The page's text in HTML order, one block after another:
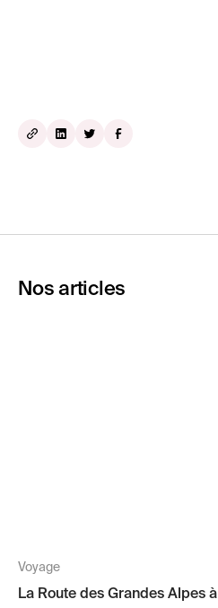
Nos articles
Voyage
La Route des Grandes Alpes à